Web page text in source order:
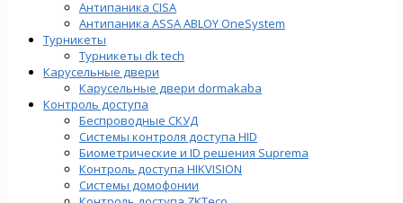
Антипаника СISA
Антипаника ASSA ABLOY OneSystem
Турникеты
Турникеты dk tech
Карусельные двери
Карусельные двери dormakaba
Контроль доступа
Беспроводные СКУД
Системы контроля доступа HID
Биометрические и ID решения Suprema
Контроль доступа HIKVISION
Системы домофонии